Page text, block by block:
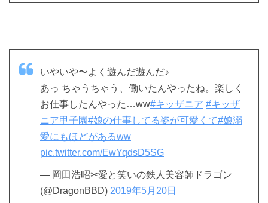
いやいや〜よく遊んだ遊んだ♪
あっ ちゃうちゃう、働いたんやったね。楽しく
お仕事したんやった…ww#キッザニア #キッザ
ニア甲子園#娘の仕事してる姿が可愛くて#娘溺
愛にもほどがあるww
pic.twitter.com/EwYqdsD5SG
— 岡田浩昭✂︎愛と笑いの鉄人美容師ドラゴン
(@DragonBBD) 2019年5月20日